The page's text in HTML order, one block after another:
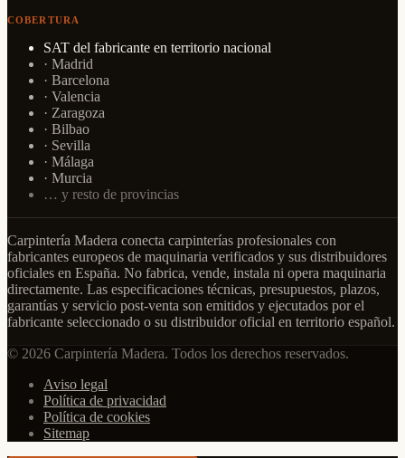
COBERTURA
SAT del fabricante en territorio nacional
· Madrid
· Barcelona
· Valencia
· Zaragoza
· Bilbao
· Sevilla
· Málaga
· Murcia
… y resto de provincias
Carpintería Madera conecta carpinterías profesionales con
fabricantes europeos de maquinaria verificados y sus distribuidores
oficiales en España. No fabrica, vende, instala ni opera maquinaria
directamente. Las especificaciones técnicas, presupuestos, plazos,
garantías y servicio post-venta son emitidos y ejecutados por el
fabricante seleccionado o su distribuidor oficial en territorio español.
© 2026 Carpintería Madera. Todos los derechos reservados.
Aviso legal
Política de privacidad
Política de cookies
Sitemap